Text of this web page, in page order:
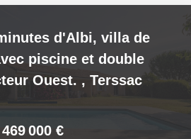
AGENCE
Et Nos Valeurs
d'Albi, villa de
piscine et double
Ouest. , Terssac
469 000 €